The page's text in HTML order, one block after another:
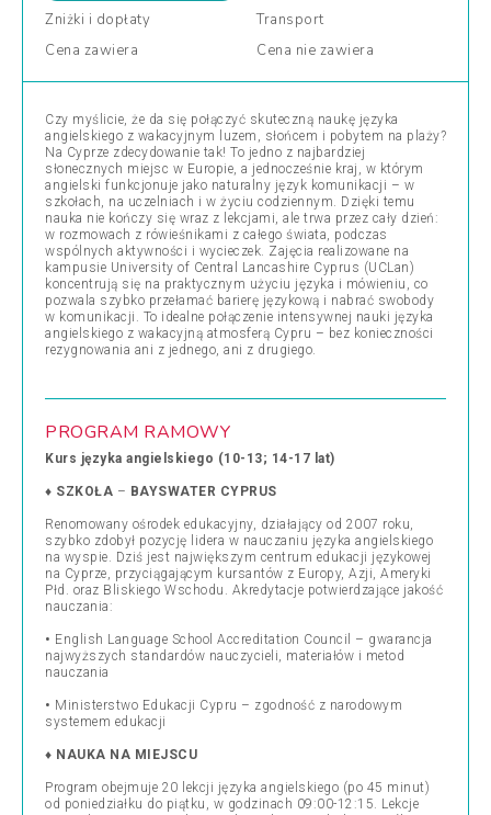
Zniżki i dopłaty
Transport
Cena zawiera Cena nie zawiera
Czy myślicie, że da się połączyć skuteczną naukę języka
angielskiego z wakacyjnym luzem, słońcem i pobytem na plaży?
Na Cyprze zdecydowanie tak! To jedno z najbardziej
słonecznych miejsc w Europie, a jednocześnie kraj, w którym
angielski funkcjonuje jako naturalny język komunikacji – w
szkołach, na uczelniach i w życiu codziennym. Dzięki temu
nauka nie kończy się wraz z lekcjami, ale trwa przez cały dzień:
w rozmowach z rówieśnikami z całego świata, podczas
wspólnych aktywności i wycieczek. Zajęcia realizowane na
kampusie University of Central Lancashire Cyprus (UCLan)
koncentrują się na praktycznym użyciu języka i mówieniu, co
pozwala szybko przełamać barierę językową i nabrać swobody
w komunikacji. To idealne połączenie intensywnej nauki języka
angielskiego z wakacyjną atmosferą Cypru – bez konieczności
rezygnowania ani z jednego, ani z drugiego.
PROGRAM RAMOWY
Kurs języka angielskiego (10-13; 14-17 lat)
♦ SZKOŁA – BAYSWATER CYPRUS
Renomowany ośrodek edukacyjny, działający od 2007 roku,
szybko zdobył pozycję lidera w nauczaniu języka angielskiego
na wyspie. Dziś jest największym centrum edukacji językowej
na Cyprze, przyciągającym kursantów z Europy, Azji, Ameryki
Płd. oraz Bliskiego Wschodu. Akredytacje potwierdzające jakość
nauczania:
• English Language School Accreditation Council – gwarancja
najwyższych standardów nauczycieli, materiałów i metod
nauczania
• Ministerstwo Edukacji Cypru – zgodność z narodowym
systemem edukacji
♦ NAUKA NA MIEJSCU
Program obejmuje 20 lekcji języka angielskiego (po 45 minut)
od poniedziałku do piątku, w godzinach 09:00-12:15. Lekcje